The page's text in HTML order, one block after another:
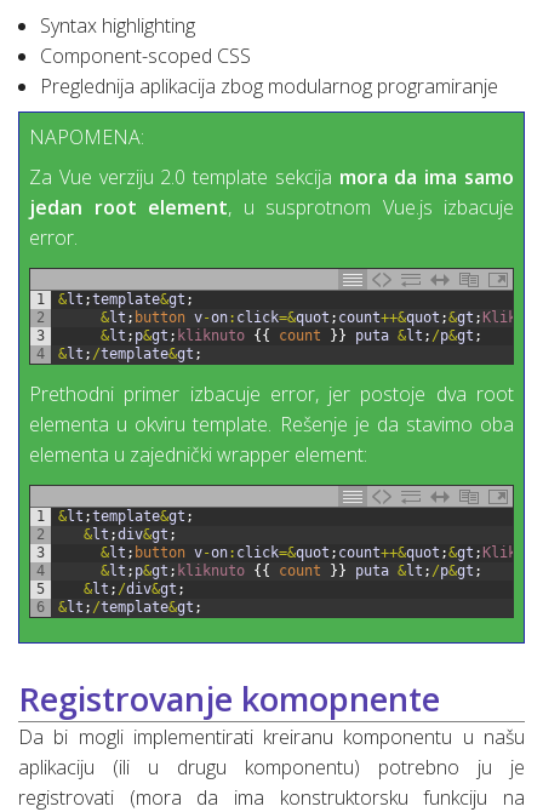
Syntax highlighting
Component-scoped CSS
Preglednija aplikacija zbog modularnog programiranje
NAPOMENA:
Za Vue verziju 2.0 template sekcija mora da ima samo
jedan root element, u susprotnom Vue.js izbacuje
error.
1
2
3
4
&lt ;template&gt ;
&lt ; button v-on : click=&quot ; count++&quot ;&gt ;Klikni
&lt ; p&gt ; kliknuto {{ count }} puta &lt ; /p&gt ;
&lt ; /template&gt ;
Prethodni primer izbacuje error, jer postoje dva root
elementa u okviru template. Rešenje je da stavimo oba
elementa u zajednički wrapper element:
1
2
3
4
5
6
&lt ;template&gt ;
&lt ;div&gt ;
&lt ; button v-on : click=&quot ; count++&quot ;&gt ;Klikni
&lt ; p&gt ; kliknuto {{ count }} puta &lt ; /p&gt ;
&lt ; /div&gt ;
&lt ; /template&gt ;
Registrovanje komopnente
Da bi mogli implementirati kreiranu komponentu u našu
aplikaciju (ili u drugu komponentu) potrebno ju je
registrovati (mora da ima konstruktorsku funkciju na